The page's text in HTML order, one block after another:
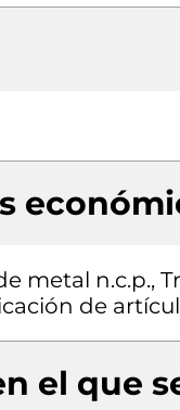
metal n.c.p.,
de
el que